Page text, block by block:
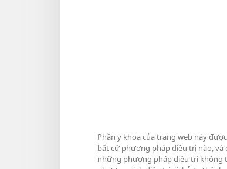
Phần y khoa của trang web này
bất cứ phương pháp điều trị nào, và
những phương pháp điều trị không